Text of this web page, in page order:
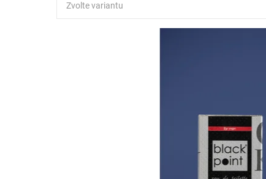
Zvolte variantu